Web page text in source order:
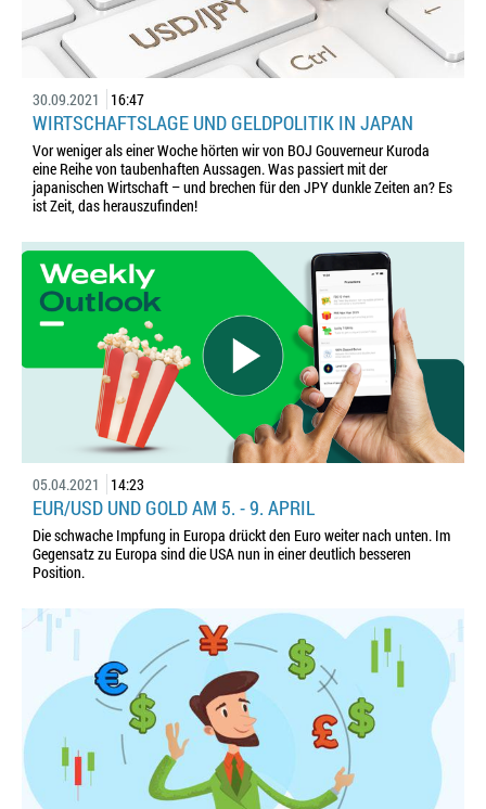
30.09.2021 16:47
WIRTSCHAFTSLAGE UND GELDPOLITIK IN JAPAN
Vor weniger als einer Woche hörten wir von BOJ Gouverneur Kuroda
eine Reihe von taubenhaften Aussagen. Was passiert mit der
japanischen Wirtschaft – und brechen für den JPY dunkle Zeiten an? Es
ist Zeit, das herauszufinden!
05.04.2021 14:23
EUR/USD UND GOLD AM 5. - 9. APRIL
Die schwache Impfung in Europa drückt den Euro weiter nach unten. Im
Gegensatz zu Europa sind die USA nun in einer deutlich besseren
Position.